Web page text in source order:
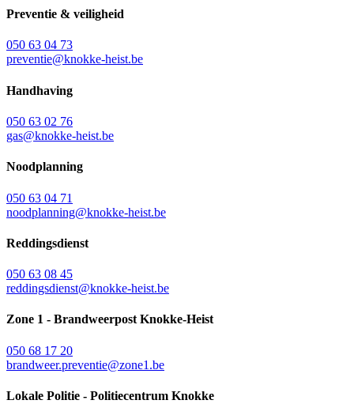
Preventie & veiligheid
050 63 04 73
preventie@knokke-heist.be
Handhaving
050 63 02 76
gas@knokke-heist.be
Noodplanning
050 63 04 71
noodplanning@knokke-heist.be
Reddingsdienst
050 63 08 45
reddingsdienst@knokke-heist.be
Zone 1 - Brandweerpost Knokke-Heist
050 68 17 20
brandweer.preventie@zone1.be
Lokale Politie - Politiecentrum Knokke